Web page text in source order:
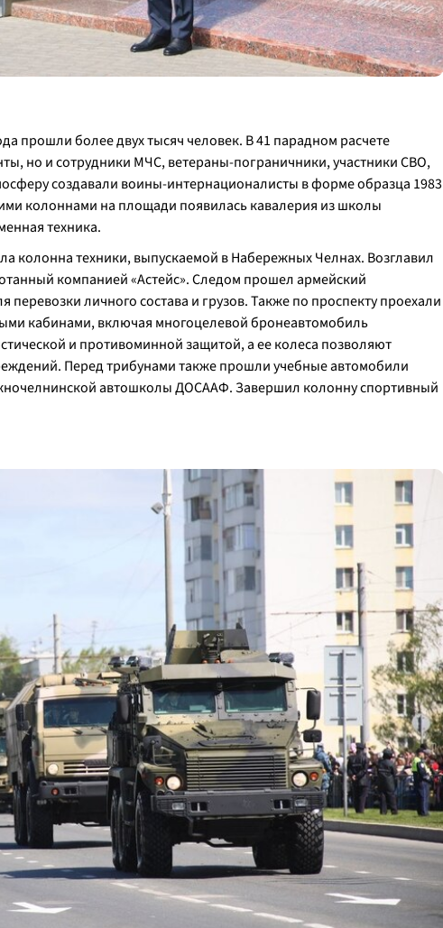
прошли более двух тысяч человек. В 41 парадном расчете
но исотрудники МЧС, ветераны-пограничники, участники СВО,
создавали воины-интернационалисты в форме образца 1983
колоннами на площади появилась кавалерия из школы
техника.
колонна техники, выпускаемой в Набережных Челнах. Возглавил
компанией «Астейс». Следом прошел армейский
перевозки личного состава и грузов. Также по проспекту проехали
кабинами, включая многоцелевой бронеавтомобиль
и противоминной защитой, а ее колеса позволяют
Перед трибунами также прошли учебные автомобили
автошколы ДОСААФ. Завершил колонну спортивный